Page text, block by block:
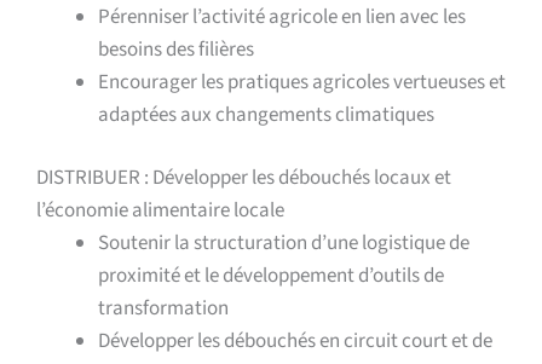
Pérenniser l’activité agricole en lien avec les
besoins des filières
Encourager les pratiques agricoles vertueuses et
adaptées aux changements climatiques
DISTRIBUER : Développer les débouchés locaux et
l’économie alimentaire locale
Soutenir la structuration d’une logistique de
proximité et le développement d’outils de
transformation
Développer les débouchés en circuit court et de